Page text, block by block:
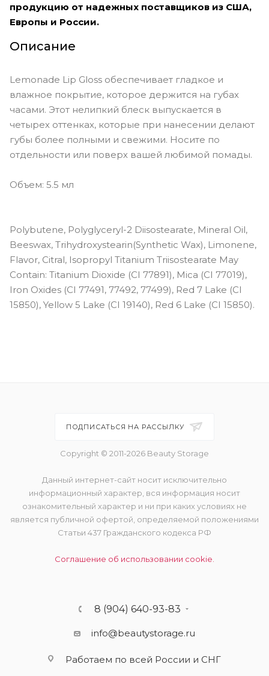
продукцию от надежных поставщиков из США,
Европы и России.
Описание
Lemonade Lip Gloss обеспечивает гладкое и
влажное покрытие, которое держится на губах
часами. Этот нелипкий блеск выпускается в
четырех оттенках, которые при нанесении делают
губы более полными и свежими. Носите по
отдельности или поверх вашей любимой помады.
Объем: 5.5 мл
Polybutene, Polyglyceryl-2 Diisostearate, Mineral Oil,
Beeswax, Trihydroxystearin(Synthetic Wax), Limonene,
Flavor, Citral, Isopropyl Titanium Triisostearate May
Contain: Titanium Dioxide (CI 77891), Mica (CI 77019),
Iron Oxides (CI 77491, 77492, 77499), Red 7 Lake (CI
15850), Yellow 5 Lake (CI 19140), Red 6 Lake (CI 15850).
ПОДПИСАТЬСЯ НА РАССЫЛКУ
Copyright © 2011-2026 Beauty Storage
Данный интернет-сайт носит исключительно
информационный характер, вся информация носит
ознакомительный характер и ни при каких условиях не
является публичной офертой, определяемой положениями
Статьи 437 Гражданского кодекса РФ
Соглашение об использовании cookie.
8 (904) 640-93-83
info@beautystorage.ru
Работаем по всей России и СНГ